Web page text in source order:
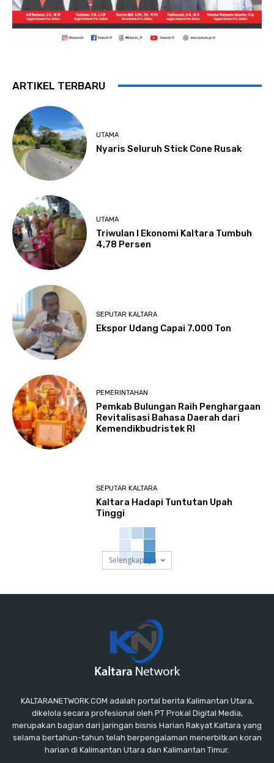
ARTIKEL TERBARU
UTAMA
Nyaris Seluruh Stick Cone Rusak
UTAMA
Triwulan I Ekonomi Kaltara Tumbuh
4,78 Persen
SEPUTAR KALTARA
Ekspor Udang Capai 7.000 Ton
PEMERINTAHAN
Pemkab Bulungan Raih Penghargaan
Revitalisasi Bahasa Daerah dari
Kemendikbudristek RI
SEPUTAR KALTARA
Kaltara Hadapi Tuntutan Upah
Tinggi
Selengkapnya
KALTARANETWORK.COM adalah portal berita Kalimantan Utara,
dikelola secara profesional oleh PT Prokal Digital Media,
merupakan bagian dari jaringan bisnis Harian Rakyat Kaltara yang
selama bertahun-tahun telah berpengalaman menerbitkan koran
harian di Kalimantan Utara dan Kalimantan Timur.